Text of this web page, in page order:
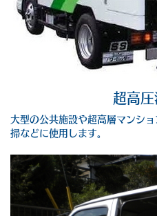
超高
大型の公共施設や超高層マンシ
掃などに使用します。